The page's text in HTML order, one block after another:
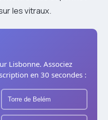
les vitraux.
Lisbonne. Associez
en 30 secondes :
Torre de Belém